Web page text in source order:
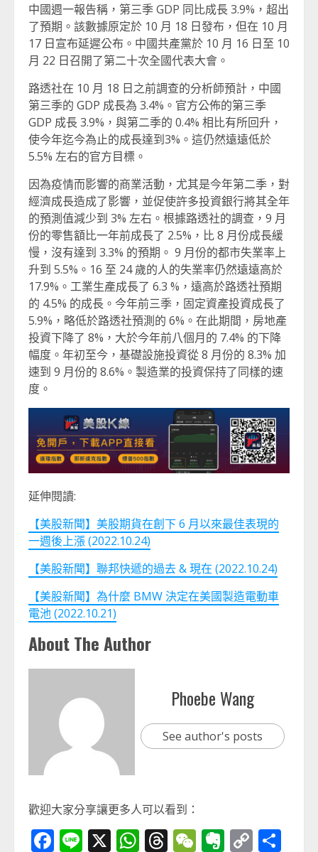
中國週一報告稱，第三季 GDP 同比成長 3.9%，超出
了預期。該數據原定於 10 月 18 日發布，但在 10 月
17 日宣布延遲公布。中國共產黨於 10 月 16 日至 10
月 22 日召開了第二十次全國代表大會。
路透社在 10 月 18 日之前調查的分析師預計，中國
第三季的 GDP 成長為 3.4%。官方公佈的第三季
GDP 成長 3.9%，與第二季的 0.4% 相比有所回升，
使今年迄今為止的成長達到3%。這仍然遠遠低於
5.5% 左右的官方目標。
因為疫情而影響的商業活動，尤其是今年第二季，對
經濟成長造成了影響，並促使許多投資銀行將其全年
的預測值減少到 3% 左右。根據路透社的調查，9 月
份的零售額比一年前成長了 2.5%，比 8 月份成長緩
慢，沒有達到 3.3% 的預期。 9 月份的都市失業率上
升到 5.5%。16 至 24 歲的人的失業率仍然遠遠高於
17.9%。工業生產成長了 6.3 %，遠高於路透社預期
的 4.5% 的成長。今年前三季，固定資產投資成長了
5.9%，略低於路透社預測的 6%。在此期間，房地產
投資下降了 8%，大於今年前八個月的 7.4% 的下降
幅度。年初至今，基礎設施投資從 8 月份的 8.3% 加
速到 9 月份的 8.6%。製造業的投資保持了同樣的速
度。
延伸閱讀:
【美股新聞】美股期貨在創下 6 月以來最佳表現的
一週後上漲 (2022.10.24)
【美股新聞】聯邦快遞的過去 & 現在 (2022.10.24)
【美股新聞】為什麼 BMW 決定在美國製造電動車
電池 (2022.10.21)
About The Author
Phoebe Wang
See author's posts
歡迎大家分享讓更多人可以看到：
Facebook
Line
X WhatsApp
Threads
WeChat
Evernote
Copy